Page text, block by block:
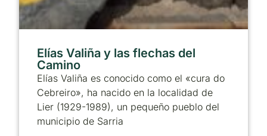
Elías Valiña y las flechas del
Camino
Elías Valiña es conocido como el «cura do
Cebreiro», ha nacido en la localidad de
Lier (1929-1989), un pequeño pueblo del
municipio de Sarria